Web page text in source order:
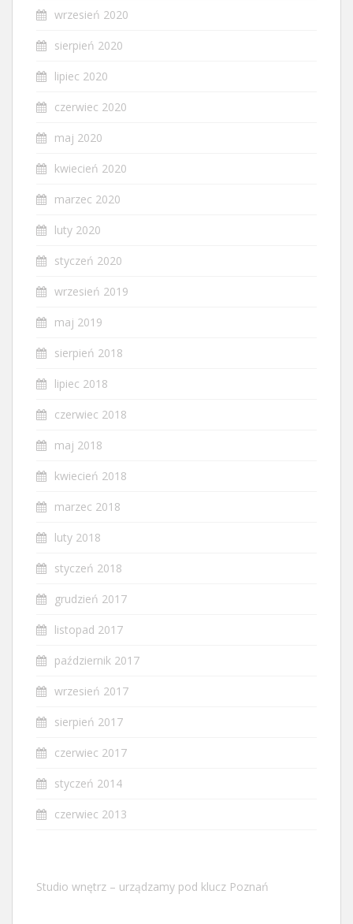
wrzesień 2020
sierpień 2020
lipiec 2020
czerwiec 2020
maj 2020
kwiecień 2020
marzec 2020
luty 2020
styczeń 2020
wrzesień 2019
maj 2019
sierpień 2018
lipiec 2018
czerwiec 2018
maj 2018
kwiecień 2018
marzec 2018
luty 2018
styczeń 2018
grudzień 2017
listopad 2017
październik 2017
wrzesień 2017
sierpień 2017
czerwiec 2017
styczeń 2014
czerwiec 2013
Studio wnętrz – urządzamy pod klucz Poznań